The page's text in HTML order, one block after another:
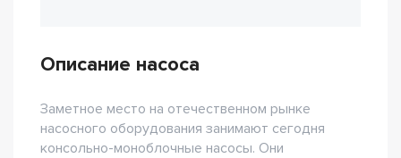
Описание насоса
Заметное место на отечественном рынке
насосного оборудования занимают сегодня
консольно-моноблочные насосы. Они